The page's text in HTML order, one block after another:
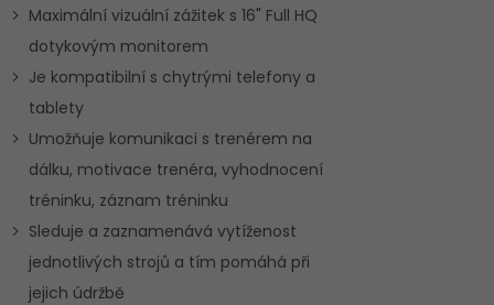
Maximální vizuální zážitek s 16" Full HQ
dotykovým monitorem
Je kompatibilní s chytrými telefony a
tablety
Umožňuje komunikaci s trenérem na
dálku, motivace trenéra, vyhodnocení
tréninku, záznam tréninku
Sleduje a zaznamenává vytíženost
jednotlivých strojů a tím pomáhá při
jejich údržbě